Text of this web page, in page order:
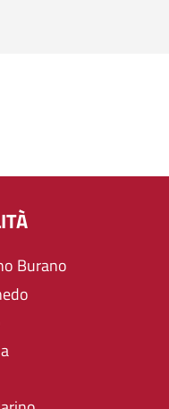
Burano